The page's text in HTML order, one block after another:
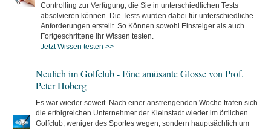
Controlling zur Verfügung, die Sie in unterschiedlichen Tests
absolvieren können. Die Tests wurden dabei für unterschiedliche
Anforderungen erstellt. So Können sowohl Einsteiger als auch
Fortgeschrittene ihr Wissen testen.
Jetzt Wissen testen >>
Neulich im Golfclub - Eine amüsante Glosse von Prof.
Peter Hoberg
Es war wieder soweit. Nach einer anstrengenden Woche trafen sich
die erfolgreichen Unternehmer der Kleinstadt wieder im örtlichen
Golfclub, weniger des Sportes wegen, sondern hauptsächlich um